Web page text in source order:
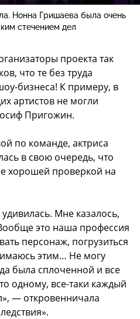
Нонна Гришаева была очень
стечением дел
проекта так
что те без труда
бизнеса! К примеру, в
артистов не могли
Пригожин.
по команде, актриса
в свою очередь, что
хорошей проверкой на
Мне казалось,
это наша профессия
персонаж, погрузиться
этим… Не могу
была сплоченной и все
одному, все-таки каждый
— откровенничала